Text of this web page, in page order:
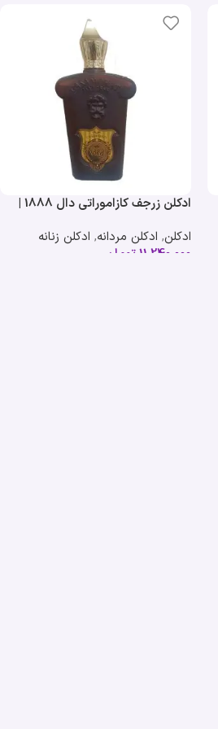
ادکلن زرجف کازاموراتی دال 1888 |
ادکلن, ادکلن مردانه, ادکلن زنانه
11,240,000تومان